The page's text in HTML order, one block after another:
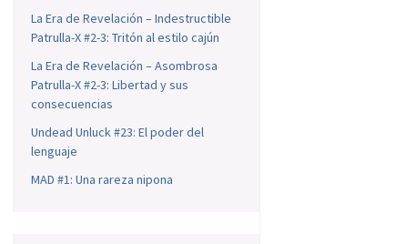
La Era de Revelación – Indestructible
Patrulla-X #2-3: Tritón al estilo cajún
La Era de Revelación – Asombrosa
Patrulla-X #2-3: Libertad y sus
consecuencias
Undead Unluck #23: El poder del
lenguaje
MAD #1: Una rareza nipona